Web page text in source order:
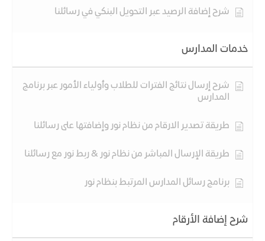
شرح إضافة الرصيد عبر التحويل البنكي في رسائلنا
خدمات المدارس
شرح إرسال نتائج الفترات للطلاب وأولياء الأمور عبر برنامج
المدارس
طريقة تصدير الارقام من نظام نور وإضافتها على رسائلنا
طريقة الإرسال المباشر من نظام نور & ربط نور مع رسائلنا
برنامج رسائل المدارس المرتبط بنظام نور
شرح إضافة الأرقام